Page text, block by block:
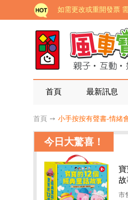
老師您好!!幼教會員火
海外購物免煩惱！點
家長樂了!「風車書版
批發會員大招募，輕鬆
如需更改或重開發票
首頁 最新訊息
首頁 ➙ 小手按按有聲書-情緒
今日大驚喜！
寶
故
市